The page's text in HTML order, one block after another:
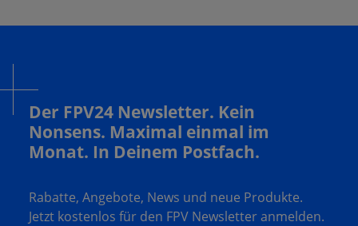
Der FPV24 Newsletter. Kein
Nonsens. Maximal einmal im
Monat. In Deinem Postfach.
Rabatte, Angebote, News und neue Produkte.
Jetzt kostenlos für den FPV Newsletter anmelden.